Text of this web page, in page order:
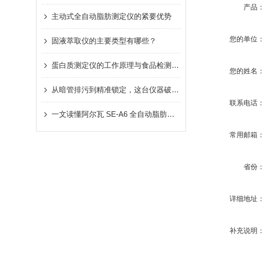
主动式全自动脂肪测定仪的紧要优势
固液萃取仪的主要类型有哪些？
蛋白质测定仪的工作原理与食品检测应用详解
从暗管排污到精准锁定，这台仪器破解水质监测溯源难题
一文读懂阿尔瓦 SE-A6 全自动脂肪测定仪技术优势与应用
产品：
您的单位：
您的姓名：
联系电话：
常用邮箱：
省份：
详细地址：
补充说明：